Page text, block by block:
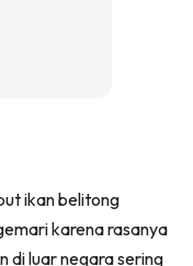
ikan belitong
karena rasanya
di luar negara sering